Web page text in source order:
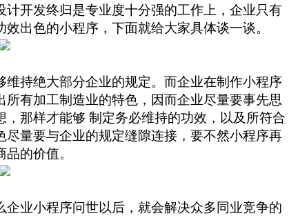
开发终归是专业度十分强的工作上，企业只有
出色的小程序，下面就给大家具体谈一谈。
持绝大部分企业的规定。而企业在制作小程序
有加工制造业的特色，因而企业尽量要事先思
，那样才能够 制定务必维持的功效，以及所符合
量要与企业的规定缝隙连接，要不然小程序再
的价值。
业小程序问世以后，就会解决众多同业竞争的